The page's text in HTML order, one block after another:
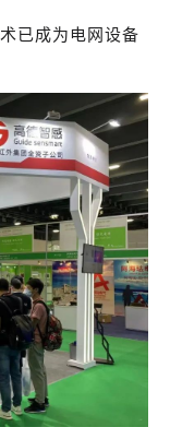
已成为电网设备